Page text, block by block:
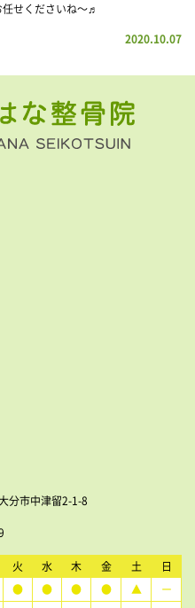
せくださいね〜♬
2020.10.07
分市中津留2-1-8
火 水 木 金 土
日
● ● ● ● ▲
ー